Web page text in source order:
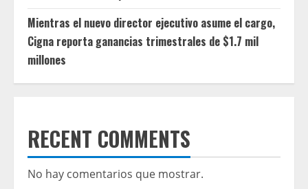
Mientras el nuevo director ejecutivo asume el cargo,
Cigna reporta ganancias trimestrales de $1.7 mil
millones
RECENT COMMENTS
No hay comentarios que mostrar.